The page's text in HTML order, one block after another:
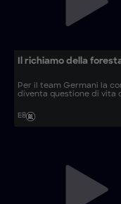
Il richiamo della
Per il team Germani la
diventa questione di vita
E8